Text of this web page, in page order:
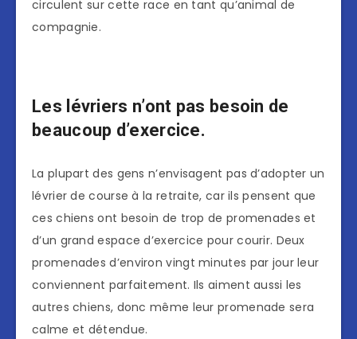
circulent sur cette race en tant qu’animal de
compagnie.
Les lévriers n’ont pas besoin de
beaucoup d’exercice.
La plupart des gens n’envisagent pas d’adopter un
lévrier de course à la retraite, car ils pensent que
ces chiens ont besoin de trop de promenades et
d’un grand espace d’exercice pour courir. Deux
promenades d’environ vingt minutes par jour leur
conviennent parfaitement. Ils aiment aussi les
autres chiens, donc même leur promenade sera
calme et détendue.